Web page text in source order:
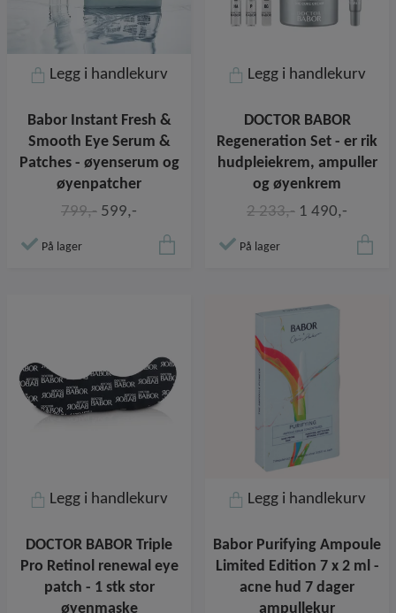
Legg i handlekurv
Babor Instant Fresh &
Smooth Eye Serum &
Patches - øyenserum og
øyenpatcher
799,- 599,-
På lager
Legg i handlekurv
DOCTOR BABOR
Regeneration Set - er rik
hudpleiekrem, ampuller
og øyenkrem
2 233,- 1 490,-
På lager
Legg i handlekurv
DOCTOR BABOR Triple
Pro Retinol renewal eye
patch - 1 stk stor
øyenmaske
Legg i handlekurv
Babor Purifying Ampoule
Limited Edition 7 x 2 ml -
acne hud 7 dager
ampullekur